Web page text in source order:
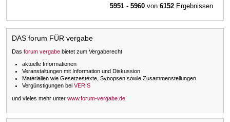
5951 - 5960 von 6152 Ergebnissen
DAS forum FÜR vergabe
Das forum vergabe bietet zum Vergaberecht
aktuelle Informationen
Veranstaltungen mit Information und Diskussion
Materialien wie Gesetzestexte, Synopsen sowie Zusammenstellungen
Vergünstigungen bei VERIS
und vieles mehr unter www.forum-vergabe.de